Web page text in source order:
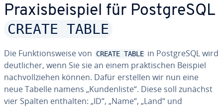
Pra­xis­bei­spiel für Post­greS­QL
CREATE TABLE
Die Funk­ti­ons­wei­se von CREATE TABLE in Post­greS­QL wird
deut­li­cher, wenn Sie sie an einem prak­ti­schen Beispiel
nach­voll­zie­hen können. Dafür erstellen wir nun eine
neue Tabelle namens „Kun­den­lis­te“. Diese soll zunächst
vier Spalten enthalten: „ID“, „Name“, „Land“ und